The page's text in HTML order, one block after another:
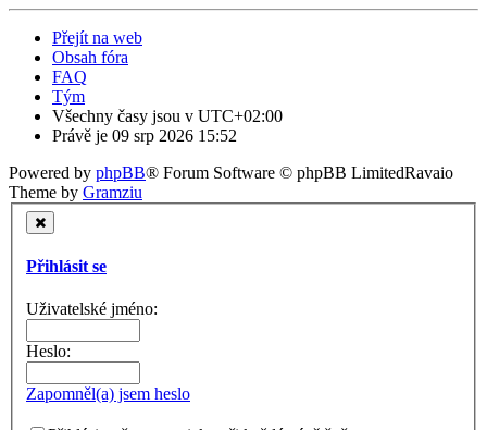
Přejít na web
Obsah fóra
FAQ
Tým
Všechny časy jsou v UTC+02:00
Právě je 09 srp 2026 15:52
Powered by phpBB® Forum Software © phpBB LimitedRavaio
Theme by Gramziu
Přihlásit se
Uživatelské jméno:
Heslo:
Zapomněl(a) jsem heslo